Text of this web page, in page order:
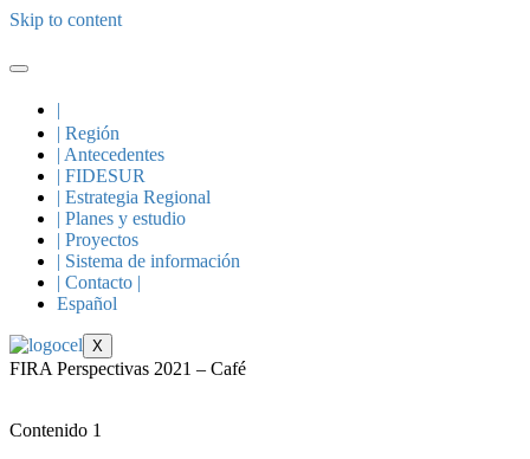
Skip to content
|
| Región
| Antecedentes
| FIDESUR
| Estrategia Regional
| Planes y estudio
| Proyectos
| Sistema de información
| Contacto |
Español
X
FIRA Perspectivas 2021 – Café
Contenido 1